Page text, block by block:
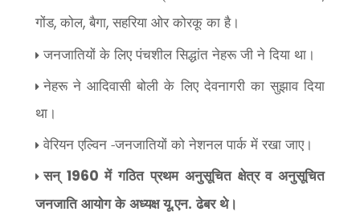
गोंड, कोल, बैगा, सहरिया ओर कोरकू का है।
जनजातियों के लिए पंचशील सिद्धांत नेहरू जी ने दिया था।
नेहरू ने आदिवासी बोली के लिए देवनागरी का सुझाव दिया
था।
वेरियन एल्विन -जनजातियों को नेशनल पार्क में रखा जाए।
सन् 1960 में गठित प्रथम अनुसूचित क्षेत्र व अनुसूचित
जनजाति आयोग के अध्यक्ष यू.एन. ढेबर थे।